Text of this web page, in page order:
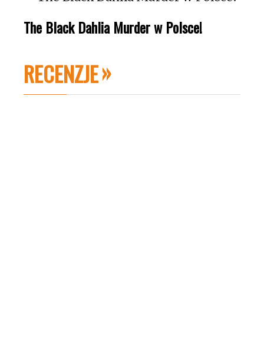
The Black Dahlia Murder w Polsce!
RECENZJE